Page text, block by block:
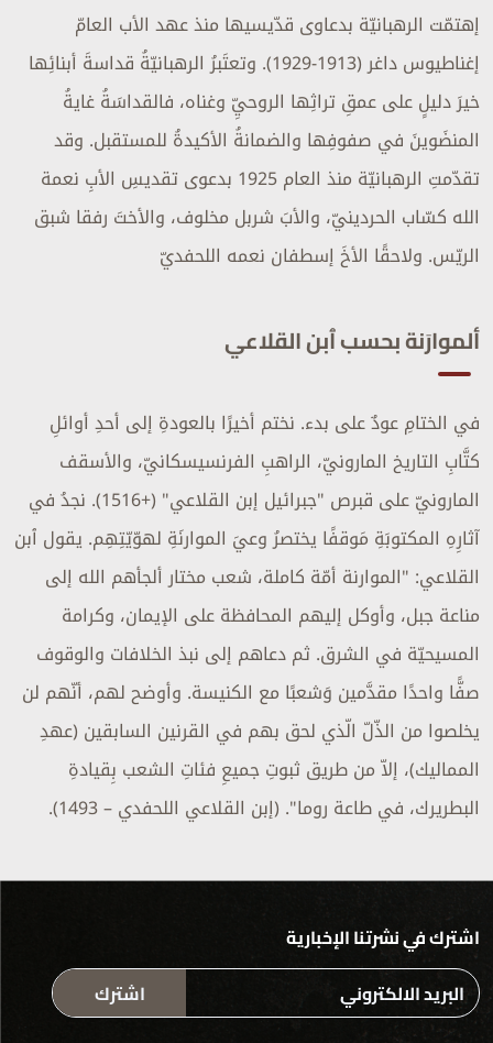
إهتمّت الرهبانيّة بدعاوى قدّيسيها منذ عهد الأب العامّ
إغناطيوس داغر (1913-1929). وتعتَبرُ الرهبانيّةُ قداسةَ أبنائِها
خيرَ دليلٍ على عمقِ تراثِها الروحيِّ وغناه، فالقداسَةُ غايةُ
المنضَوينَ في صفوفِها والضمانةُ الأكيدةُ للمستقبل. وقد
تقدّمتِ الرهبانيّة منذ العام 1925 بدعوى تقديسِ الأبِ نعمة
الله كسّاب الحردينيّ، والأبَ شربل مخلوف، والأختَ رفقا شبق
الريّس. ولاحقًا الأخَ إسطفان نعمه اللحفديّ
ألموارَنة بحسب ٱبن القلاعي
في الختامِ عودٌ على بدء. نختم أخيرًا بالعودةِ إلى أحدِ أوائلِ
كتَّابِ التاريخ المارونيّ، الراهبِ الفرنسيسكانيّ، والأسقف
المارونيّ على قبرص "جبرائيل إبن القلاعي" (+1516). نجدُ في
آثارِهِ المكتوبَةِ مَوقفًا يختصرُ وعيَ الموارنَةِ لهوّيّتِهِم. يقول ٱبن
القلاعي: "الموارنة أمّة كاملة، شعب مختار ألجأهم الله إلى
مناعة جبل، وأوكل إليهم المحافظة على الإيمان، وكرامة
المسيحيّة في الشرق. ثم دعاهم إلى نبذ الخلافات والوقوف
صفًّا واحدًا مقدَّمين وَشعبًا مع الكنيسة. وأوضح لهم، أنّهم لن
يخلصوا من الذّلّ الّذي لحق بهم في القرنين السابقين (عهدِ
المماليك)، إلاّ من طريق ثبوتِ جميعِ فئاتِ الشعب بِقيادةِ
البطريرك، في طاعة روما". (إبن القلاعي اللحفدي – 1493).
اشترك في نشرتنا الإخبارية
اشترك